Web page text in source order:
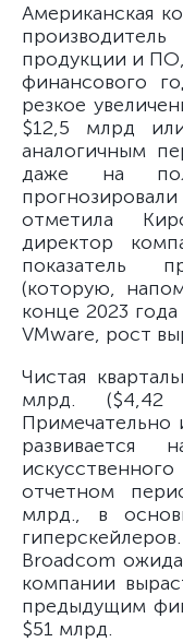
Американская
продукции и
финансового
резкое
$12,5 млрд
аналогичным
даже на
отметила
директор
показатель
(которую,
конце 2023 года
VMware, рост
Чистая
млрд.
Примечательно
развивается
отчетном
млрд., в
Broadcom
компании
предыдущим
$51 млрд.